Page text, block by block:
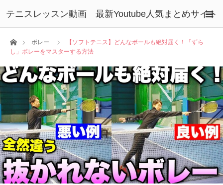
テニスレッスン動画 最新Youtube人気まとめサイト
ホームボレー
【ソフトテニス】どんなボールも絶対届く！「ずら
し」ボレーをマスターする方法